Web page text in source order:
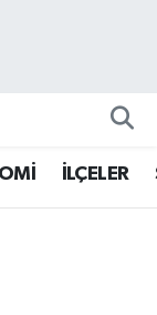
İLÇELER